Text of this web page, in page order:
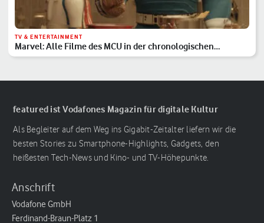
TV & ENTERTAINMENT
Marvel: Alle Filme des MCU in der chronologischen
Reihenfolge
featured ist Vodafones Magazin für digitale Kultur
Als Begleiter auf dem Weg ins Gigabit-Zeitalter liefern wir die
besten Stories zu Smartphone-Highlights, Gadgets, den
heißesten Tech-News und Kino- und TV-Höhepunkte.
Anschrift
Vodafone GmbH
Ferdinand-Braun-Platz 1